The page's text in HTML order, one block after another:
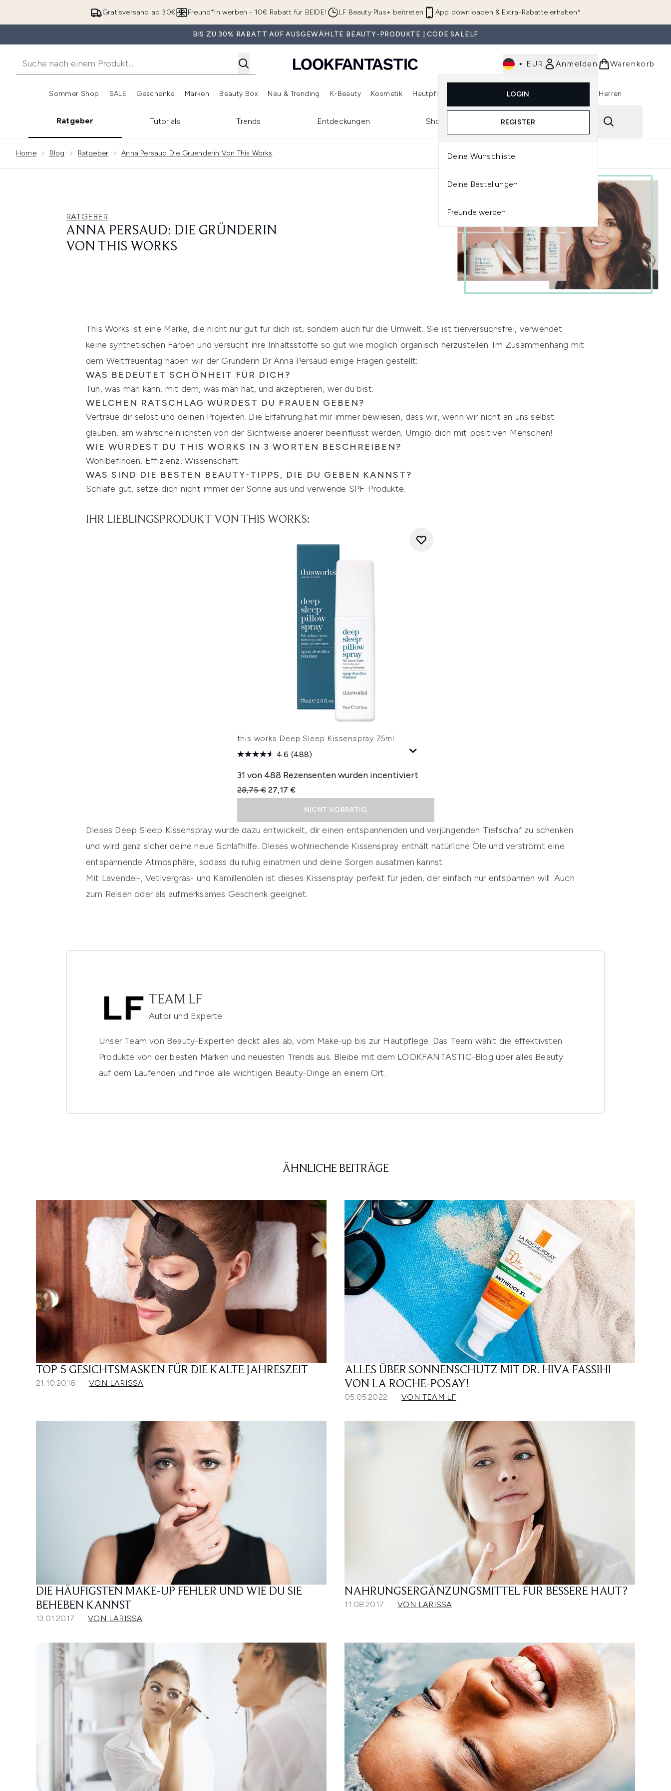
Zum Hauptinhalt springen
Gratisversand ab 30€ App downloaden & Extra-Rabatte erhalten*
Freund*in werben - 10€ Rabatt für BEIDE! LF Beauty Plus+ beitreten
BIS ZU 30% RABATT AUF AUSGEWÄHLTE BEAUTY-PRODUKTE | CODE SALELF
• EUR Anmelden
LOGIN
REGISTER
Deine Wunschliste
Deine Bestellungen
Freunde werben
Warenkorb
Sommer Shop
Untermenü Anmelden (Sommer Shop)
SALE
Untermenü Anmelden (SALE)
Geschenke
Untermenü Anmelden (Geschenke)
Marken
Untermenü Anmelden (Marken)
Beauty Box
Untermenü Anmelden (Beauty Box)
Neu & Trending
Untermenü Anmelden (Neu & Trending)
K-Beauty Kosmetik
Untermenü Anmelden (Kosmetik)
Hautpflege
Untermenü Anmelden (Haarpflege)
Parfum
Untermenü Anmelden (Parfum)
Herren
Ratgeber Tutorials Trends Entdeckungen Shopping Reviews
Home Blog Ratgeber Anna Persaud Die Gruenderin Von This Works
RATGEBER
ANNA PERSAUD: DIE GRÜNDERIN
VON THIS WORKS
This Works ist eine Marke, die nicht nur gut für dich ist, sondern auch für die Umwelt. Sie ist tierversuchsfrei, verwendet
keine synthetischen Farben und versucht ihre Inhaltsstoffe so gut wie möglich organisch herzustellen. Im Zusammenhang mit
dem Weltfrauentag haben wir der Gründerin Dr Anna Persaud einige Fragen gestellt:
WAS BEDEUTET SCHÖNHEIT FÜR DICH?
Tun, was man kann, mit dem, was man hat, und akzeptieren, wer du bist.
WELCHEN RATSCHLAG WÜRDEST DU FRAUEN GEBEN?
Vertraue dir selbst und deinen Projekten. Die Erfahrung hat mir immer bewiesen, dass wir, wenn wir nicht an uns selbst
glauben, am wahrscheinlichsten von der Sichtweise anderer beeinflusst werden. Umgib dich mit positiven Menschen!
WIE WÜRDEST DU THIS WORKS IN 3 WORTEN BESCHREIBEN?
Wohlbefinden, Effizienz, Wissenschaft.
WAS SIND DIE BESTEN BEAUTY-TIPPS, DIE DU GEBEN KANNST?
Schlafe gut, setze dich nicht immer der Sonne aus und verwende SPF-Produkte.
IHR LIEBLINGSPRODUKT VON THIS WORKS:
this works Deep Sleep Kissenspray 75ml
4.6 (488)
31 von 488 Rezensenten wurden incentiviert
Unverbindliche Preisempfehlung:
28,75 € Aktueller Preis:
27,17 €
NICHT VORRÄTIG
Dieses Deep Sleep Kissenspray wurde dazu entwickelt, dir einen entspannenden und verjüngenden Tiefschlaf zu schenken
und wird ganz sicher deine neue Schlafhilfe. Dieses wohlriechende Kissenspray enthält natürliche Öle und verströmt eine
entspannende Atmosphäre, sodass du ruhig einatmen und deine Sorgen ausatmen kannst.
Mit Lavendel-, Vetivergras- und Kamillenölen ist dieses Kissenspray perfekt für jeden, der einfach nur entspannen will. Auch
zum Reisen oder als aufmerksames Geschenk geeignet.
TEAM LF
Autor und Experte
Unser Team von Beauty-Experten deckt alles ab, vom Make-up bis zur Hautpflege. Das Team wählt die effektivsten
Produkte von der besten Marken und neuesten Trends aus. Bleibe mit dem LOOKFANTASTIC-Blog über alles Beauty
auf dem Laufenden und finde alle wichtigen Beauty-Dinge an einem Ort.
ÄHNLICHE BEITRÄGE
TOP 5 GESICHTSMASKEN FÜR DIE KALTE JAHRESZEIT
21.10.2016 VON LARISSA
ALLES ÜBER SONNENSCHUTZ MIT DR. HIVA FASSIHI
VON LA ROCHE-POSAY!
05.05.2022 VON TEAM LF
DIE HÄUFIGSTEN MAKE-UP FEHLER UND WIE DU SIE
BEHEBEN KANNST
13.01.2017 VON LARISSA
NAHRUNGSERGÄNZUNGSMITTEL FÜR BESSERE HAUT?
11.08.2017 VON LARISSA